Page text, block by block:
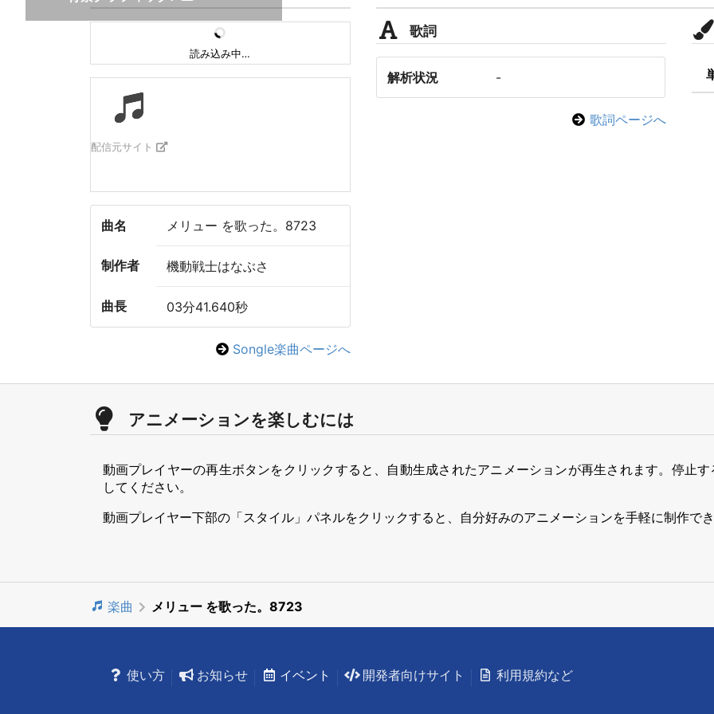
読み込み中…
配信元サイト
曲名 メリュー を歌った。8723
制作者 機動戦士はなぶさ
曲長 03分41.640秒
Songle楽曲ページへ
歌詞
解析状況 -
歌詞ページへ
アニメーションを楽しむには
動画プレイヤーの再生ボタンをクリックすると、自動生成されたアニメーションが再生されます。停止
してください。
動画プレイヤー下部の「スタイル」パネルをクリックすると、自分好みのアニメーションを手軽に制作でき
楽曲 メリュー を歌った。8723
使い方 お知らせ イベント 開発者向けサイト 利用規約など